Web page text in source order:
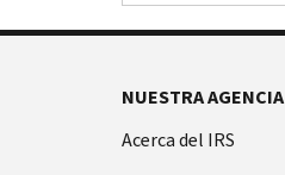
NUESTRA AGENCIA
Acerca del IRS